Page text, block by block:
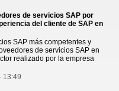
de servicios SAP por
del cliente de SAP en
SAP más competentes y
de servicios SAP en
realizado por la empresa
13:49